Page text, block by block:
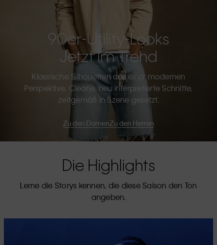
90er-Utility-Looks
Jetzt Im Trend
Klassische Silhouetten aus einer modernen
Perspektive. Cleane, neu interpretierte Schnitte,
zeitgemäß in Szene gesetzt.
Zu den DamenZu den Herren
Die Highlights
Lerne die Storys kennen, die diese Saison den Ton
angeben.